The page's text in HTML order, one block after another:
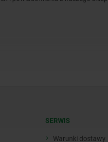
SERWIS
Warunki dostawy